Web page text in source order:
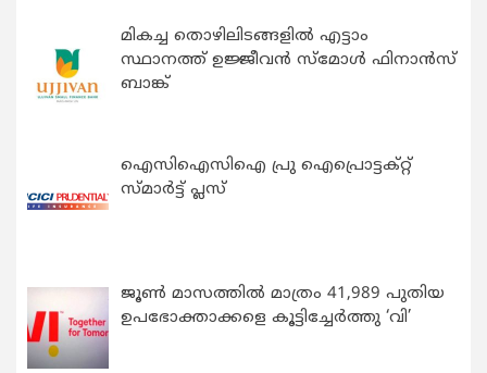
മികച്ച തൊഴിലിടങ്ങളിൽ എട്ടാം
സ്ഥാനത്ത് ഉജ്ജീവൻ സ്മോൾ ഫിനാൻസ്
ബാങ്ക്
ഐസിഐസിഐ പ്രു ഐപ്രൊട്ടക്റ്റ്
സ്മാർട്ട് പ്ലസ്
ജൂൺ മാസത്തിൽ മാത്രം 41,989 പുതിയ
ഉപഭോക്താക്കളെ കൂട്ടിച്ചേർത്തു ‘വി’